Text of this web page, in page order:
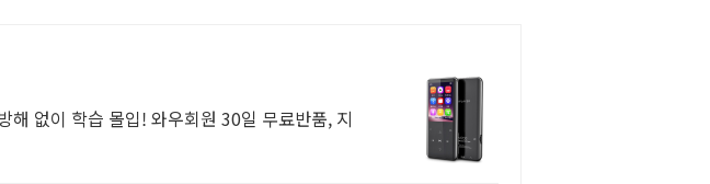
해 없이 학습 몰입! 와우회원 30일 무료반품, 지